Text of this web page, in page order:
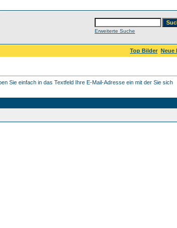
Erweiterte Suche
Top Bilder Neue
Sie einfach in das Textfeld Ihre E-Mail-Adresse ein mit der Sie sich